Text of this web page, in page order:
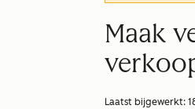
Maak
Laatst bijgewerkt: